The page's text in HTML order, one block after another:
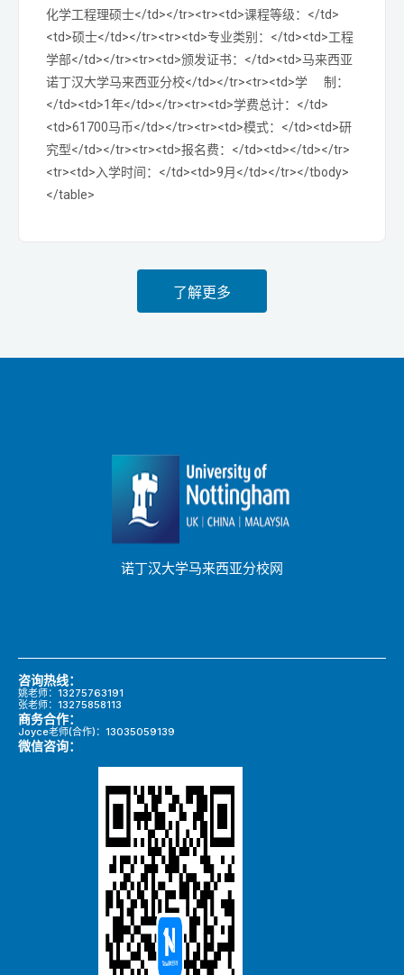
化学工程理硕士</td></tr><tr><td>课程等级：</td>
<td>硕士</td></tr><tr><td>专业类别：</td><td>工程
学部</td></tr><tr><td>颁发证书：</td><td>马来西亚
诺丁汉大学马来西亚分校</td></tr><tr><td>学 制：
</td><td>1年</td></tr><tr><td>学费总计：</td>
<td>61700马币</td></tr><tr><td>模式：</td><td>研
究型</td></tr><tr><td>报名费：</td><td></td></tr>
<tr><td>入学时间：</td><td>9月</td></tr></tbody>
</table>
了解更多
诺丁汉大学马来西亚分校网
咨询热线：
姚老师：13275763191
张老师：13275858113
商务合作：
Joyce老师(合作)：13035059139
微信咨询：